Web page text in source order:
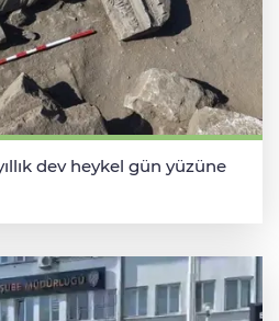
dev heykel gün yüzüne